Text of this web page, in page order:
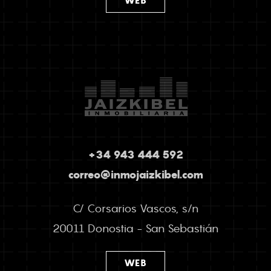
+34 943 444 592
correo@inmojaizkibel.com
C/ Corsarios Vascos, s/n
20011 Donostia - San Sebastián
WEB